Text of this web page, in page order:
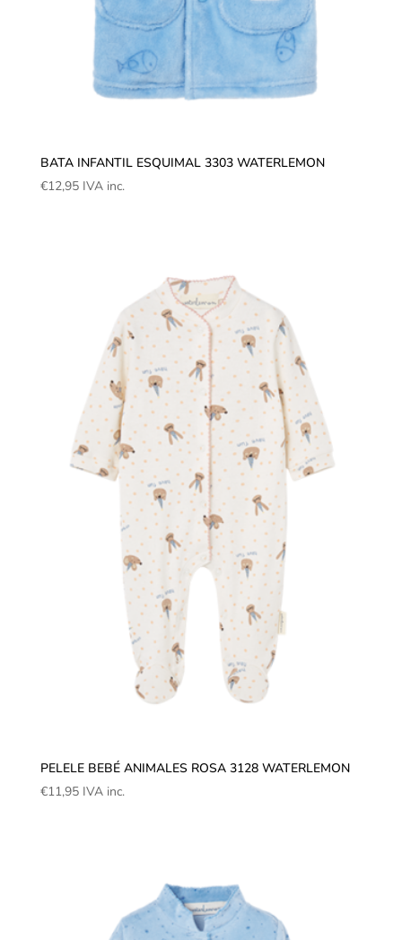
BATA INFANTIL ESQUIMAL 3303 WATERLEMON
€12,95 IVA inc.
PELELE BEBÉ ANIMALES ROSA 3128 WATERLEMON
€11,95 IVA inc.